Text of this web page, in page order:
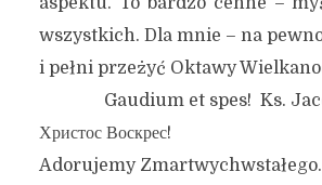
wszystkich. Dla mnie – na
i pełni przeżyć Oktawy
Gaudium et spes! Ks.
Христос Воскрес!
Adorujemy Zmartwychwstałego.